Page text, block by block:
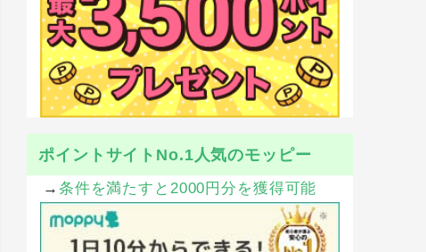
ポイントサイトNo.1人気のモッピー
→ 条件を満たすと2000円分を獲得可能